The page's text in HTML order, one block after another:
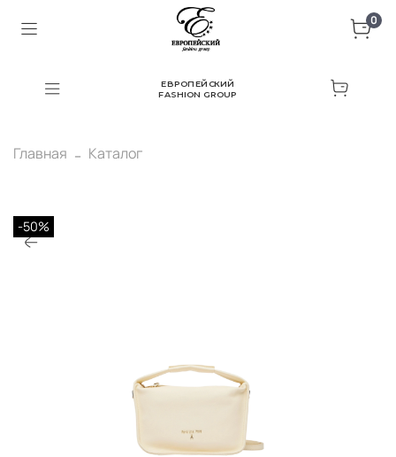
0
ЕВРОПЕЙСКИЙ
FASHION GROUP
Главная Каталог
-50%